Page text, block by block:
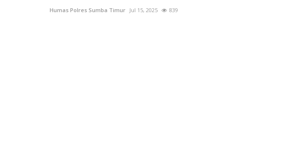
Humas Polres Sumba Timur Jul 15, 2025 839